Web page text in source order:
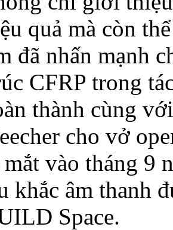
quả mà còn
đã nhấn mạnh
CFRP trong
thành cùng
cho vở
vào tháng 9
khắc âm thanh
Space.